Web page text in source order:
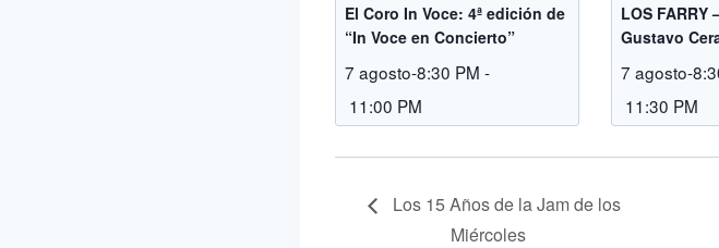
El Coro In Voce: 4ª edición de
“In Voce en Concierto”
7 agosto-8:30 PM -
11:00 PM
LOS FARRY
Gustavo
7 agosto-
11:30 PM
Los 15 Años de la Jam de los
Miércoles